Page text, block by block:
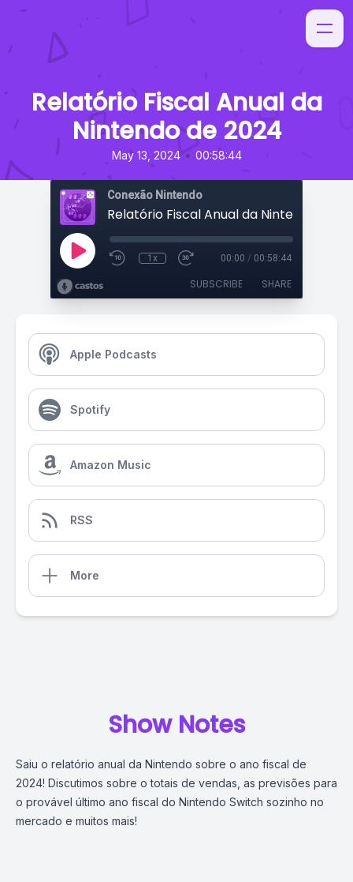
Relatório Fiscal Anual da
Nintendo de 2024
May 13, 2024 • 00:58:44
Conexão Nintendo
Relatório Fiscal Anual da Nintendo de
1x 00:00 / 00:58:44
SUBSCRIBE SHARE
Apple Podcasts
Spotify
Amazon Music
RSS
More
Show Notes
Saiu o relatório anual da Nintendo sobre o ano fiscal de
2024! Discutimos sobre o totais de vendas, as previsões para
o provável último ano fiscal do Nintendo Switch sozinho no
mercado e muitos mais!